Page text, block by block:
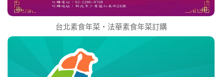
台北素食年菜‧法華素食年菜訂購